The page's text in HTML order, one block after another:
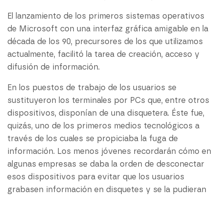
El lanzamiento de los primeros sistemas operativos
de Microsoft con una interfaz gráfica amigable en la
década de los 90, precursores de los que utilizamos
actualmente, facilitó la tarea de creación, acceso y
difusión de información.
En los puestos de trabajo de los usuarios se
sustituyeron los terminales por PCs que, entre otros
dispositivos, disponían de una disquetera. Éste fue,
quizás, uno de los primeros medios tecnológicos a
través de los cuales se propiciaba la fuga de
información. Los menos jóvenes recordarán cómo en
algunas empresas se daba la orden de desconectar
esos dispositivos para evitar que los usuarios
grabasen información en disquetes y se la pudieran